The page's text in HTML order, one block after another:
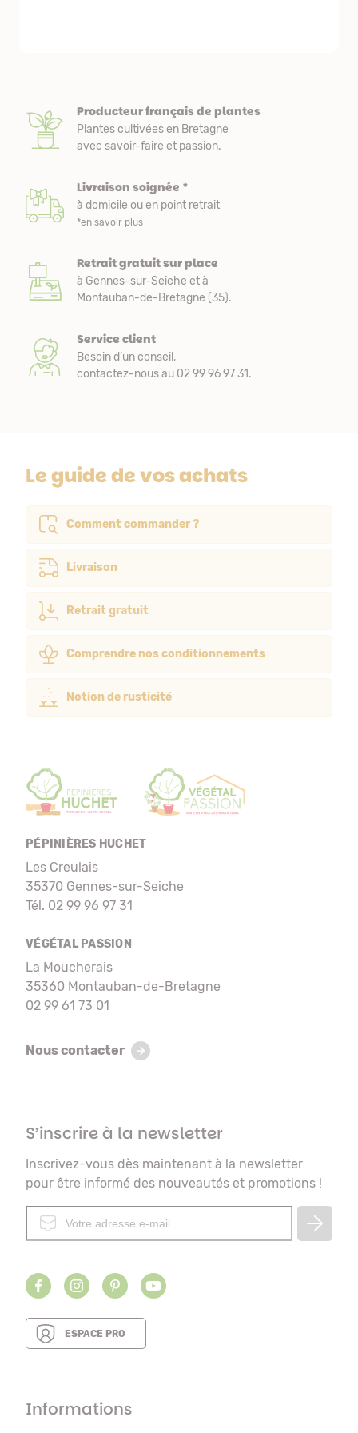
Producteur français de plantes
Plantes cultivées en Bretagne
avec savoir-faire et passion.
Livraison soignée *
à domicile ou en point retrait
*en savoir plus
Retrait gratuit sur place
à Gennes-sur-Seiche et à
Montauban-de-Bretagne (35).
Service client
Besoin d’un conseil,
contactez-nous au 02 99 96 97 31.
Le guide de vos achats
Comment commander ?
Livraison
Retrait gratuit
Comprendre nos conditionnements
Notion de rusticité
PÉPINIÈRES HUCHET
Les Creulais
35370 Gennes-sur-Seiche
Tél. 02 99 96 97 31
VÉGÉTAL PASSION
La Moucherais
35360 Montauban-de-Bretagne
02 99 61 73 01
Nous contacter
S’inscrire à la newsletter
Inscrivez-vous dès maintenant à la newsletter
pour être informé des nouveautés et promotions !
ESPACE PRO
Informations